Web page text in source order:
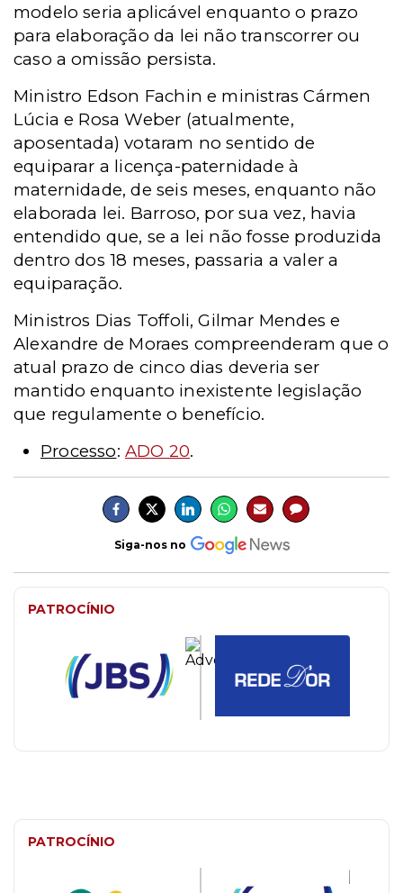
modelo seria aplicável enquanto o prazo
para elaboração da lei não transcorrer ou
caso a omissão persista.
Ministro Edson Fachin e ministras Cármen
Lúcia e Rosa Weber (atualmente,
aposentada) votaram no sentido de
equiparar a licença-paternidade à
maternidade, de seis meses, enquanto não
elaborada lei. Barroso, por sua vez, havia
entendido que, se a lei não fosse produzida
dentro dos 18 meses, passaria a valer a
equiparação.
Ministros Dias Toffoli, Gilmar Mendes e
Alexandre de Moraes compreenderam que o
atual prazo de cinco dias deveria ser
mantido enquanto inexistente legislação
que regulamente o benefício.
Processo: ADO 20.
Siga-nos no
PATROCÍNIO
PATROCÍNIO